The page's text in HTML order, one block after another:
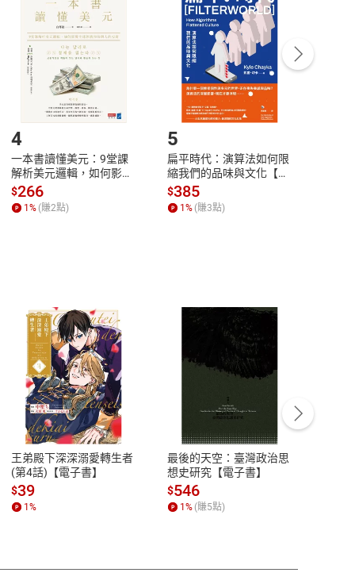
點選「瀏覽訂單明細」 「申請取消訂單/退
貨。
Payment Complete
號，下載書籍後看書
性
參
客服資訊
服務時間：週一到週五 10:00-12:00、
13:00-17:00 (國定假日及例假日休息)
客服電話：0080-1857077
4
一本書讀懂美元：9堂課
解析美元邏輯，如何影響
全球經濟和每個人的投資
【電子書】
$266
1% (賺2點)
5
扁平時代：演算法如何限
縮我們的品味與文化【電
子書】
$385
1% (賺3點)
王弟殿下深深溺愛轉生者
(第4話)【電子書】
$39
1%
最後的天空：臺灣政治思
想史研究【電子書】
$546
1% (賺5點)